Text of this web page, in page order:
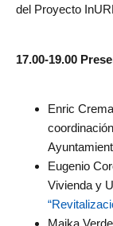
del Proyecto
17.00-19.00
Enric
Eugenio
Vivienda y